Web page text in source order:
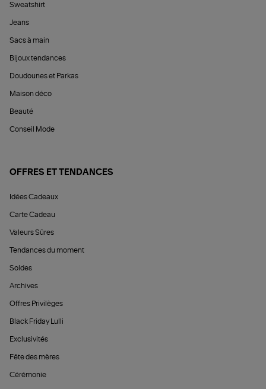
Sweatshirt
Jeans
Sacs à main
Bijoux tendances
Doudounes et Parkas
Maison déco
Beauté
Conseil Mode
OFFRES ET TENDANCES
Idées Cadeaux
Carte Cadeau
Valeurs Sûres
Tendances du moment
Soldes
Archives
Offres Privilèges
Black Friday Lulli
Exclusivités
Fête des mères
Cérémonie